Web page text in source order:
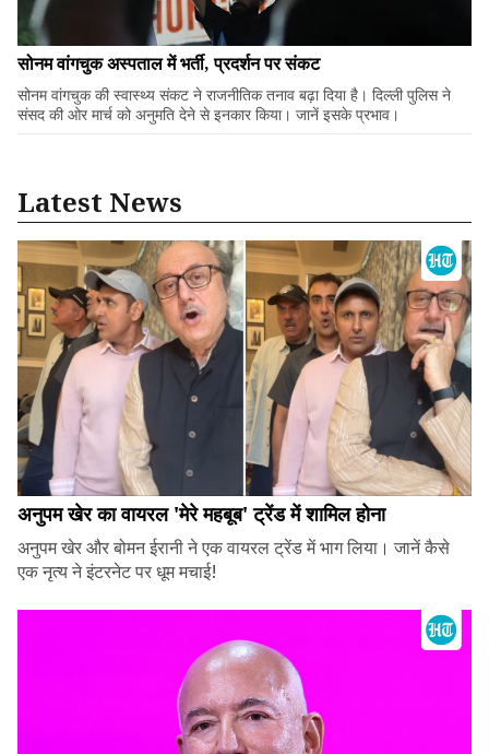
सोनम वांगचुक अस्पताल में भर्ती, प्रदर्शन पर संकट
सोनम वांगचुक की स्वास्थ्य संकट ने राजनीतिक तनाव बढ़ा दिया है। दिल्ली पुलिस ने
संसद की ओर मार्च को अनुमति देने से इनकार किया। जानें इसके प्रभाव।
Latest News
अनुपम खेर का वायरल 'मेरे महबूब' ट्रेंड में शामिल होना
अनुपम खेर और बोमन ईरानी ने एक वायरल ट्रेंड में भाग लिया। जानें कैसे
एक नृत्य ने इंटरनेट पर धूम मचाई!